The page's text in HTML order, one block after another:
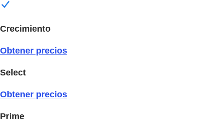
Crecimiento
Obtener precios
Select
Obtener precios
Prime